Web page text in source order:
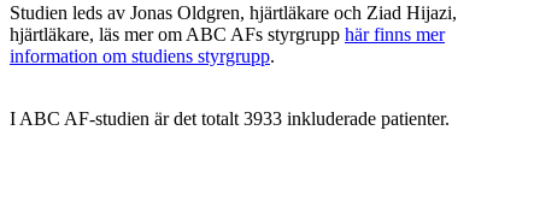
Studien leds av Jonas Oldgren, hjärtläkare och Ziad Hijazi,
hjärtläkare, läs mer om ABC AFs styrgrupp här finns mer
information om studiens styrgrupp.
I ABC AF-studien är det totalt 3933 inkluderade patienter.